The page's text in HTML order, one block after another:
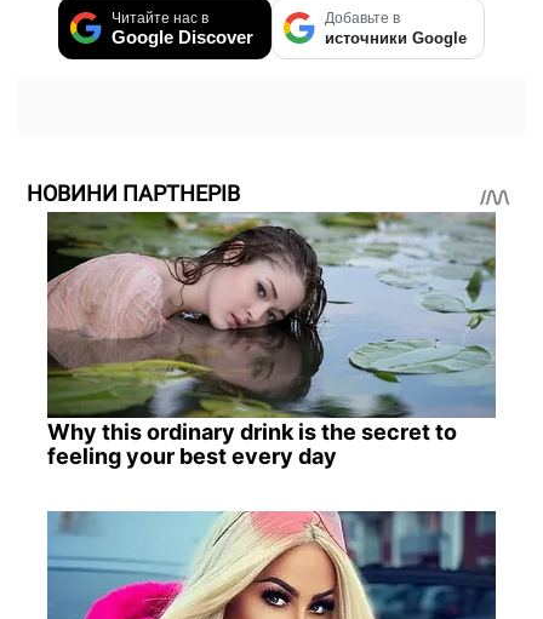
Читайте нас в
Google Discover
Добавьте в
источники Google
НОВИНИ ПАРТНЕРІВ
Why this ordinary drink is the secret to
feeling your best every day